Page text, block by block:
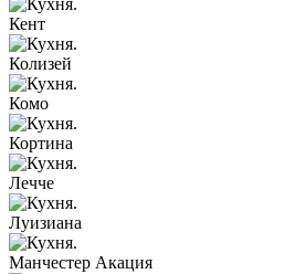
Кент
Колизей
Комо
Кортина
Лечче
Луизиана
Манчестер Акация